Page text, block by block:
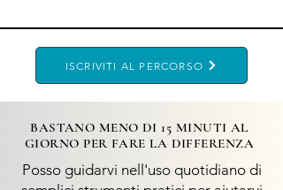
ISCRIVITI AL PERCORSO
BASTANO MENO DI 15 MINUTI AL
GIORNO PER FARE LA DIFFERENZA
Posso guidarvi nell'uso quotidiano di